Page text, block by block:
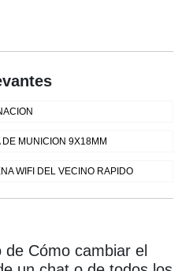
MUNICION 9X18MM
WIFI DEL VECINO RAPIDO
Cómo cambiar el